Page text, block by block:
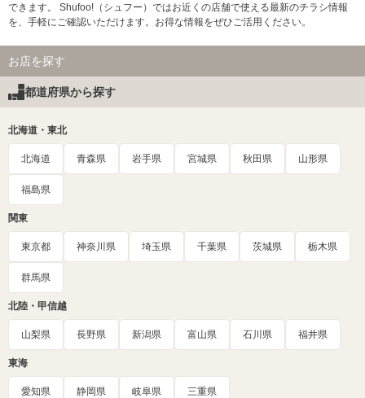
できます。 Shufoo!（シュフー）ではお近くの店舗で使える最新のチラシ情報
を、手軽にご確認いただけます。お得な情報をぜひご活用ください。
お店を探す
都道府県から探す
北海道・東北
北海道 青森県 岩手県 宮城県 秋田県 山形県
福島県
関東
東京都 神奈川県 埼玉県 千葉県 茨城県 栃木県
群馬県
北陸・甲信越
山梨県 長野県 新潟県 富山県 石川県 福井県
東海
愛知県 静岡県 岐阜県 三重県